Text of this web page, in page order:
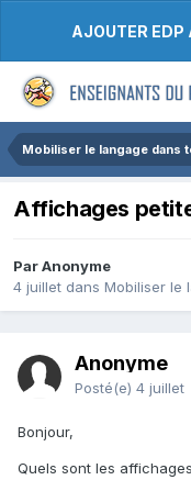
AJOUTER EDP
Mobiliser le langage dans
Affichages
Par Anonyme
4 juillet dans Mobiliser le
Anonyme
Posté(e) 4 juillet
Bonjour,
Quels sont les